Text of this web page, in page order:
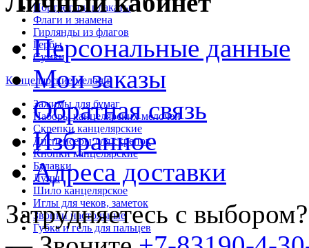
Портреты и плакаты
Флаги и знамена
Гирлянды из флагов
Гербы
Сумки
Канцелярские мелочи
Зажимы для бумаг
Наборы канцелярских мелочей
Скрепки канцелярские
Диспенсеры для скрепок
Кнопки канцелярские
Булавки
Лупы
Шило канцелярское
Иглы для чеков, заметок
Звонки настольные
Губка и гель для пальцев
Персональные данные
Мои заказы
Обратная связь
Избранное
Адреса доставки
Затрудняетесь с выбором?